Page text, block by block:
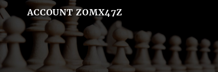
ACCOUNT ZOMX47Z